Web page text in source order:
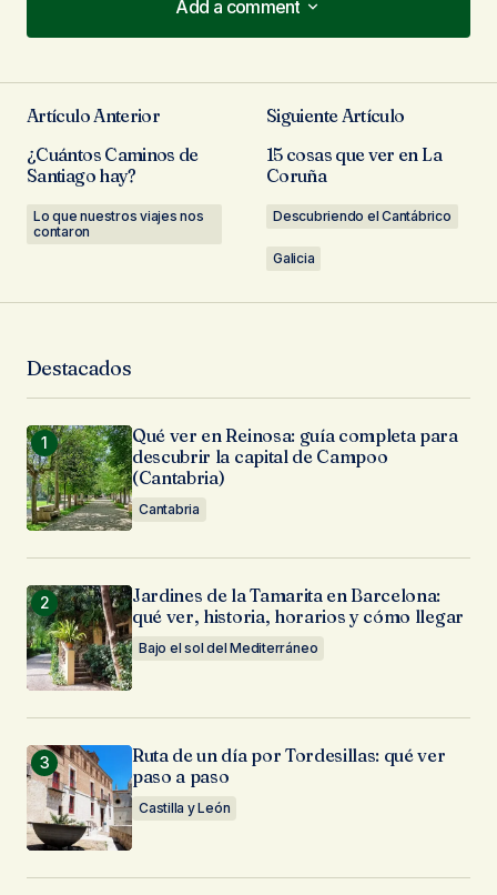
Add a comment
Add a comment
Tu dirección de correo electrónico no será
publicada. Los campos obligatorios están
marcados con
Comentario
Tu Nombre
Tu Email*
Guarda mi nombre, correo electrónico y web en
este navegador para la próxima vez que
Enviar Comentario
Artículo Anterior
¿Cuántos Caminos de
Santiago hay?
Lo que nuestros viajes nos
contaron
Siguiente Artículo
15 cosas que ver en La
Coruña
Descubriendo el Cantábrico
Galicia
Destacados
Qué ver en Reinosa: guía completa para
descubrir la capital de Campoo
(Cantabria)
Cantabria
Jardines de la Tamarita en Barcelona:
qué ver, historia, horarios y cómo llegar
Bajo el sol del Mediterráneo
Ruta de un día por Tordesillas: qué ver
paso a paso
Castilla y León